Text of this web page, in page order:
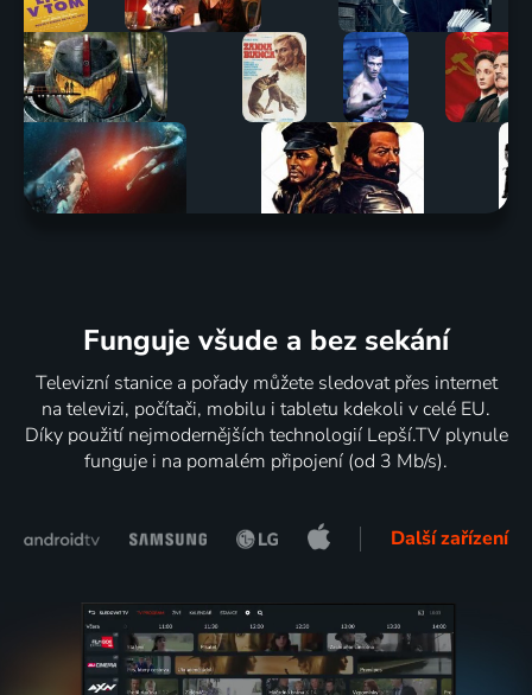
Funguje všude a bez sekání
Televizní stanice a pořady můžete sledovat přes internet
na televizi, počítači, mobilu i tabletu kdekoli v celé EU.
Díky použití nejmodernějších technologií Lepší.TV plynule
funguje i na pomalém připojení (od 3 Mb/s).
Další zařízení